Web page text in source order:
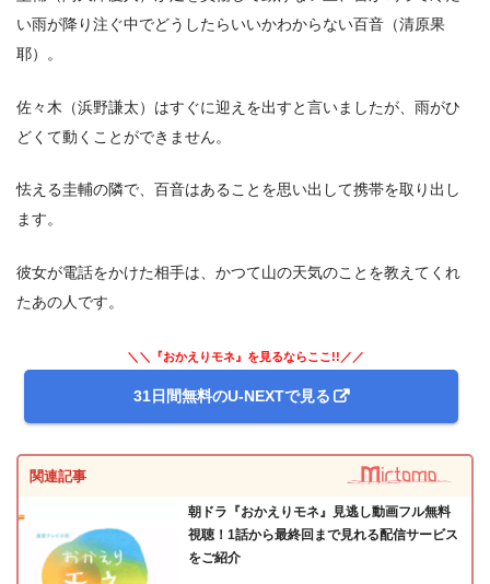
い雨が降り注ぐ中でどうしたらいいかわからない百音（清原果
耶）。
佐々木（浜野謙太）はすぐに迎えを出すと言いましたが、雨がひ
どくて動くことができません。
怯える圭輔の隣で、百音はあることを思い出して携帯を取り出し
ます。
彼女が電話をかけた相手は、かつて山の天気のことを教えてくれ
たあの人です。
＼＼『おかえりモネ』を見るならここ!!／／
31日間無料のU-NEXTで見る
関連記事
朝ドラ『おかえりモネ』見逃し動画フル無料
視聴！1話から最終回まで見れる配信サービス
をご紹介